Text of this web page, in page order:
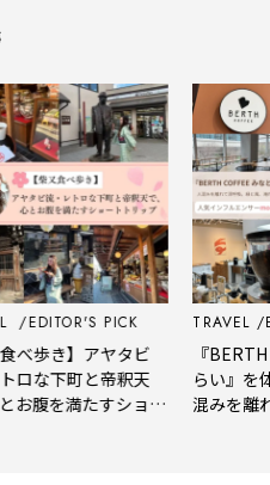
EDITOR'S PICK
べ歩き】アヤタビ
ロな下町と帝釈天
お腹を満たすショー
TRAVEL
『BERTH
らい』を
混みを離